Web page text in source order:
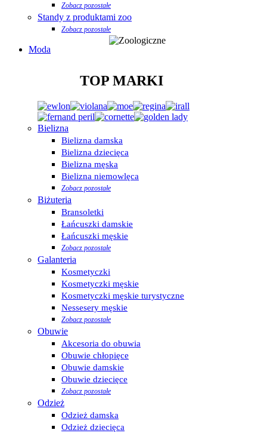
Zobacz pozostałe
Standy z produktami zoo
Zobacz pozostałe
Moda
TOP MARKI
Bielizna
Bielizna damska
Bielizna dziecięca
Bielizna męska
Bielizna niemowlęca
Zobacz pozostałe
Biżuteria
Bransoletki
Łańcuszki damskie
Łańcuszki męskie
Zobacz pozostałe
Galanteria
Kosmetyczki
Kosmetyczki męskie
Kosmetyczki męskie turystyczne
Nessesery męskie
Zobacz pozostałe
Obuwie
Akcesoria do obuwia
Obuwie chłopięce
Obuwie damskie
Obuwie dziecięce
Zobacz pozostałe
Odzież
Odzież damska
Odzież dziecięca